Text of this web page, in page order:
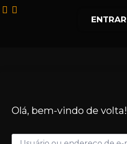
ENTRAR
Olá, bem-vindo de volta!